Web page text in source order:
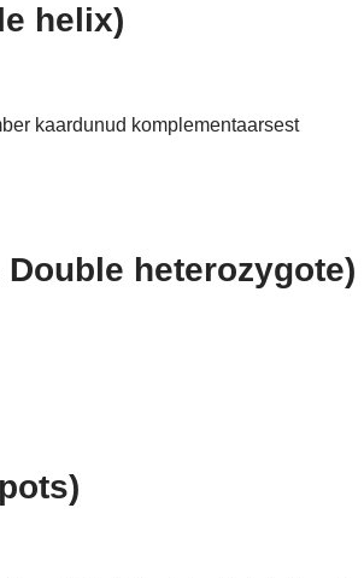
helix)
kaardunud komplementaarsest
heterozygote)